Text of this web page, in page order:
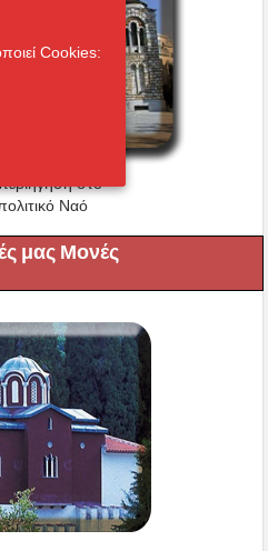
στο
Ναό
μας Μονές
Cookies: